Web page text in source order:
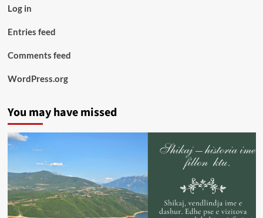
Log in
Entries feed
Comments feed
WordPress.org
You may have missed